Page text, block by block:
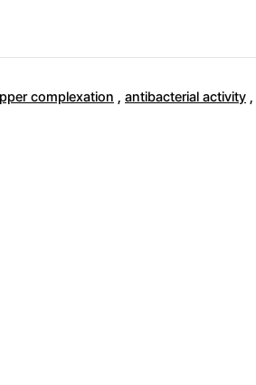
complexation , antibacterial activity ,